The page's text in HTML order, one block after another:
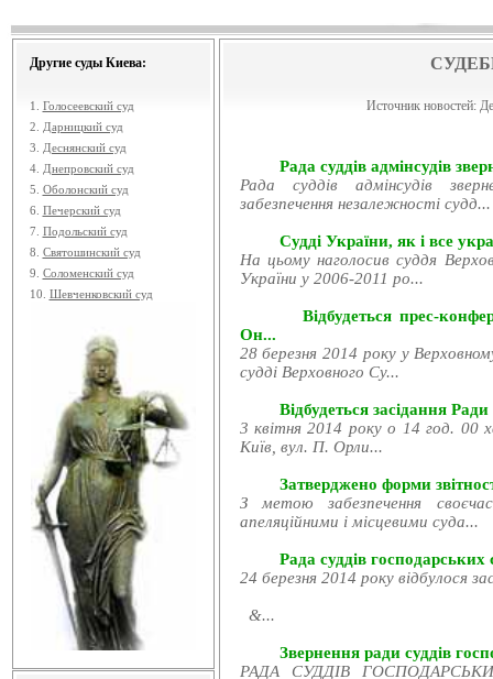
Другие суды Киева:
1. Голосеевский суд
2.
Дарницкий суд
3.
Деснянский суд
4. Днепровский суд
5. Оболонский суд
6. Печерский суд
7. Подольский суд
8. Святошинский суд
9. Соломенский суд
10. Шевченковский суд
Источник новостей:
Рада суддів адмінсудів
Рада суддів адмінсудів
забезпечення незалежності судд...
Судді України, як і все
На цьому наголосив суддя
України у 2006-2011 ро...
Відбудеться прес-
Он...
28 березня 2014 року у
судді Верховного Су...
Відбудеться засідання
3 квітня 2014 року о 14 год. 00
Київ, вул. П. Орли...
Затверджено форми
З метою забезпечення
апеляційними і місцевими суда...
Рада суддів господарських
24 березня 2014 року відбулося
&...
Звернення ради суддів
РАДА СУДДІВ